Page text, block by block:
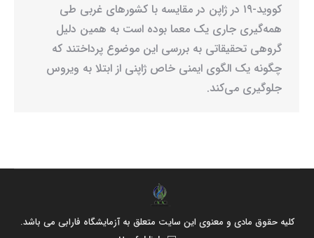
کووید-۱۹ در ژاپن در مقایسه با کشورهای غربی طی
همه‌گیری جاری یک معما بوده است به همین دلیل
گروهی تحقیقاتی به بررسی این موضوع پرداختند که
چگونه یک الگوی ایمنی خاص ژاپنی از ابتلا به ویروس
جلوگیری می‌کند.
کلیه حقوق مادی و معنوی این سایت متعلق به آزمایشگاه فارابی می باشد.